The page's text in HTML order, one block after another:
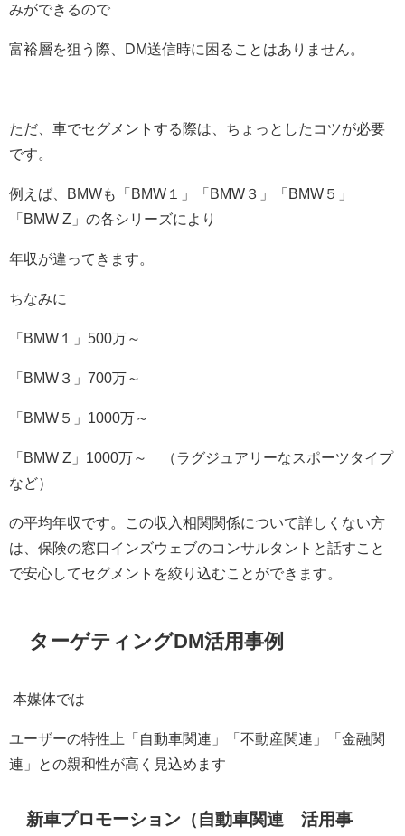
みができるので
富裕層を狙う際、 DM送信時に困ることはありません。
ただ、車でセグメントする際は、ちょっとしたコツが必要
です。
例えば、 BMWも「 BMW １」「 BMW ３」「 BMW ５」
「 BMW Z 」の各シリーズにより
年収が違ってきます。
ちなみに
「 BMW １」 500万～
「 BMW ３」 700万～
「 BMW ５」 1000万～
「 BMW Z 」 1000万～ （ラグジュアリーなスポーツタイプ
など）
の平均年収です。この収入相関関係について詳しくない方
は、保険の窓口インズウェブのコンサルタントと話すこと
で安心してセグメントを絞り込むことができます。
ターゲティングDM活用事例
本媒体では
ユーザーの特性上「自動車関連」「不動産関連」「金融関
連」との親和性が高く見込めます
新車プロモーション（自動車関連 活用事